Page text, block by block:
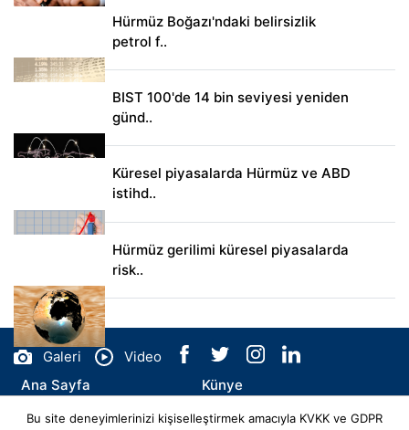
Hürmüz Boğazı'ndaki belirsizlik
petrol f..
BIST 100'de 14 bin seviyesi yeniden
günd..
Küresel piyasalarda Hürmüz ve ABD
istihd..
Hürmüz gerilimi küresel piyasalarda
risk..
Galeri
Video
Ana Sayfa
Künye
İletişim
Bu site deneyimlerinizi kişiselleştirmek amacıyla KVKK ve GDPR